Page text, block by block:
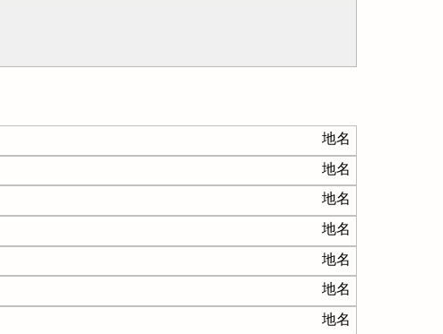
地名
地名
地名
地名
地名
地名
地名